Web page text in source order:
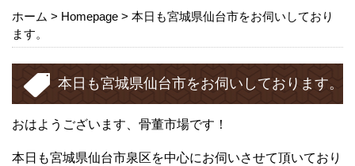
ホーム > Homepage > 本日も宮城県仙台市をお伺いしており
ます。
本日も宮城県仙台市をお伺いしております。
おはようございます、骨董市場です！
本日も宮城県仙台市泉区を中心にお伺いさせて頂いており